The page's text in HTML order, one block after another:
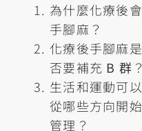
為什麼化療後會
手腳麻？
化療後手腳麻是
否要補充 B 群 ？
生活和運動可以
從哪些方向開始
管理？